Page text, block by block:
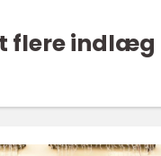
flere indlæg